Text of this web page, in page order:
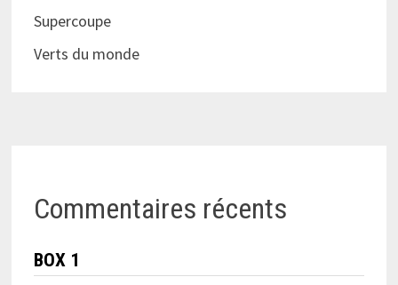
Supercoupe
Verts du monde
Commentaires récents
BOX 1